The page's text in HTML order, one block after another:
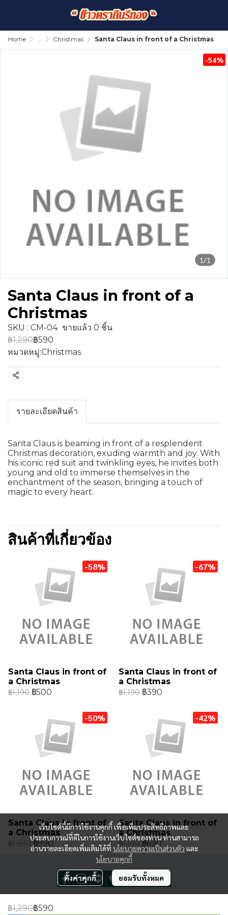
Home ... Christmas Santa Claus in front of a Christmas
1/1
-54%
Santa Claus in front of a
Christmas
SKU : CM-04 ขายแล้ว 0 ชิ้น
฿1,290฿590
หมวดหมู่:Christmas
แชร์
รายละเอียดสินค้า
Santa Claus is beaming in front of a resplendent
Christmas decoration, exuding warmth and joy. With
his iconic red suit and twinkling eyes, he invites both
young and old to immerse themselves in the
enchantment of the season, bringing a touch of
magic to every heart.
สินค้าที่เกี่ยวข้อง
-58%
Santa Claus in front of
a Christmas
฿1,190 ฿500
-67%
Santa Claus in front of
a Christmas
฿1,190 ฿390
-50%
Santa Claus in front of
a Christmas
฿1,990 ฿990
-42%
Santa Claus in front of
a Christmas
฿1,190 ฿690
฿1,290฿590
เว็บไซต์นี้มีการใช้งานคุกกี้ เพื่อเพิ่มประสิทธิภาพและ
ประสบการณ์ที่ดีในการใช้งานเว็บไซต์ของท่าน ท่านสามารถ
อ่านรายละเอียดเพิ่มเติมได้ที่ นโยบายความเป็นส่วนตัว และ
นโยบายคุกกี้
ตั้งค่าคุกกี้ ยอมรับทั้งหมด